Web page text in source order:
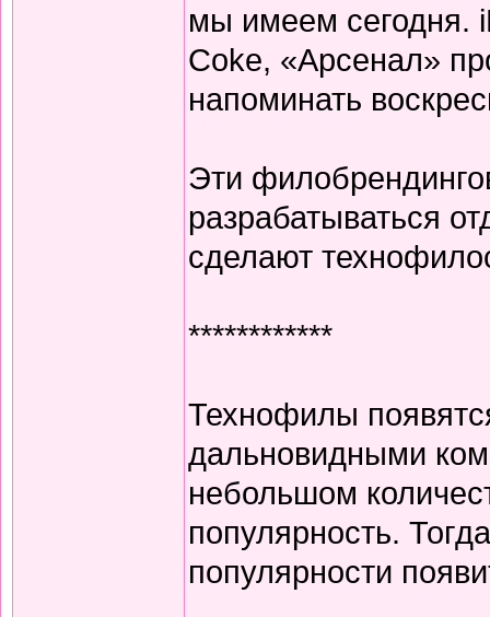
мы имеем сегодня.
Coke, «Арсенал»
напоминать
Эти
разрабатываться
сделают
************
Технофилы
дальновидными
небольшом
популярность.
популярности